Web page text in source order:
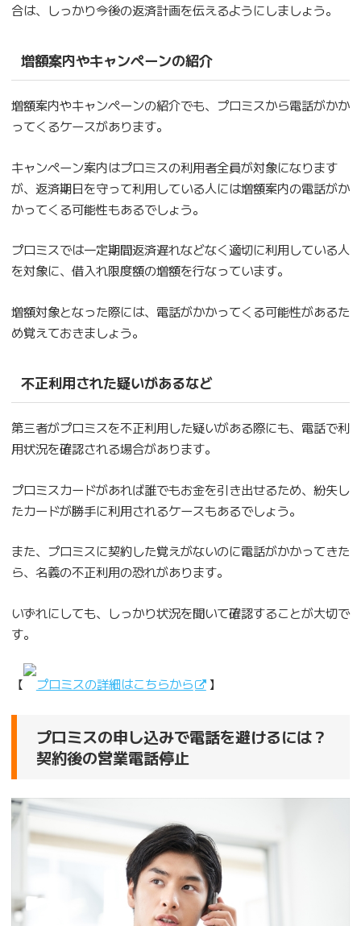
合は、しっかり今後の返済計画を伝えるようにしましょう。
増額案内やキャンペーンの紹介
増額案内やキャンペーンの紹介でも、プロミスから電話がかか
ってくるケースがあります。
キャンペーン案内はプロミスの利用者全員が対象になります
が、返済期日を守って利用している人には増額案内の電話がか
かってくる可能性もあるでしょう。
プロミスでは一定期間返済遅れなどなく適切に利用している人
を対象に、借入れ限度額の増額を行なっています。
増額対象となった際には、電話がかかってくる可能性があるた
め覚えておきましょう。
不正利用された疑いがあるなど
第三者がプロミスを不正利用した疑いがある際にも、電話で利
用状況を確認される場合があります。
プロミスカードがあれば誰でもお金を引き出せるため、紛失し
たカードが勝手に利用されるケースもあるでしょう。
また、プロミスに契約した覚えがないのに電話がかかってきた
ら、名義の不正利用の恐れがあります。
いずれにしても、しっかり状況を聞いて確認することが大切で
す。
【 プロミスの詳細はこちらから 】
プロミスの申し込みで電話を避けるには？
契約後の営業電話停止